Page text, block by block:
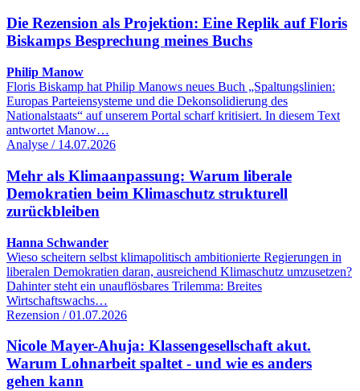
Die Rezension als Projektion: Eine Replik auf Floris
Biskamps Besprechung meines Buchs
Philip Manow
Floris Biskamp hat Philip Manows neues Buch „Spaltungslinien:
Europas Parteiensysteme und die Dekonsolidierung des
Nationalstaats“ auf unserem Portal scharf kritisiert. In diesem Text
antwortet Manow…
Analyse / 14.07.2026
Mehr als Klimaanpassung: Warum liberale
Demokratien beim Klimaschutz strukturell
zurückbleiben
Hanna Schwander
Wieso scheitern selbst klimapolitisch ambitionierte Regierungen in
liberalen Demokratien daran, ausreichend Klimaschutz umzusetzen?
Dahinter steht ein unauflösbares Trilemma: Breites
Wirtschaftswachs…
Rezension / 01.07.2026
Nicole Mayer-Ahuja: Klassengesellschaft akut.
Warum Lohnarbeit spaltet - und wie es anders
gehen kann